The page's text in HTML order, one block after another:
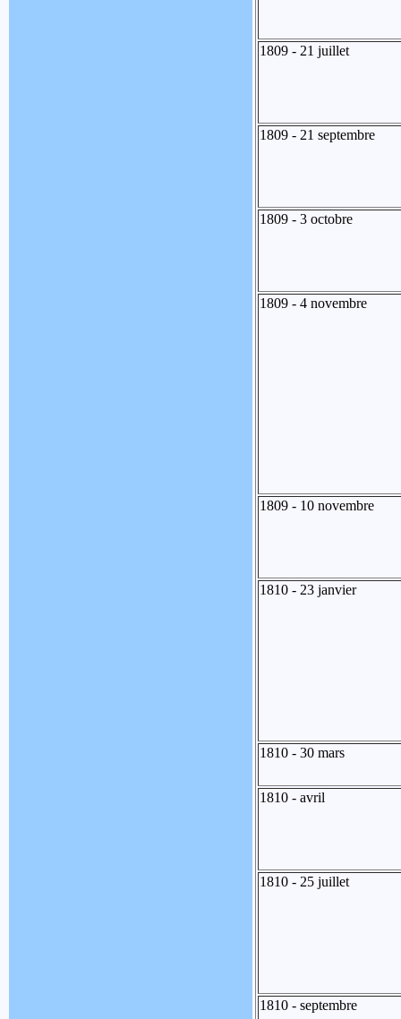
1809 - 21 juillet
1809 - 21 septembre
1809 - 3 octobre
1809 - 4 novembre
1809 - 10 novembre
1810 - 23 janvier
1810 - 30 mars
1810 - avril
1810 - 25 juillet
1810 - septembre